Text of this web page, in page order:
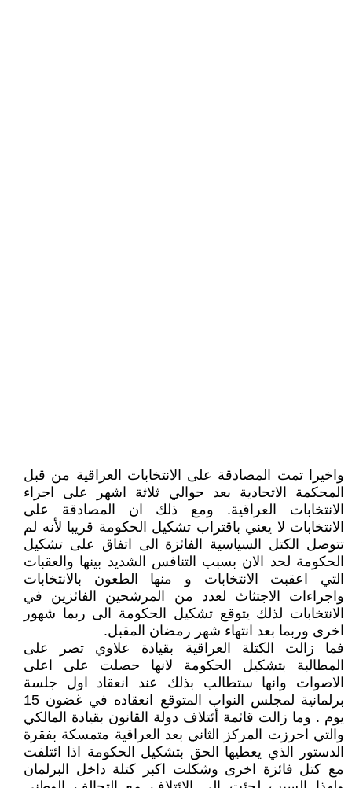
واخيرا تمت المصادقة على الانتخابات العراقية من قبل
المحكمة الاتحادية بعد حوالي ثلاثة اشهر على اجراء
الانتخابات العراقية. ومع ذلك ان المصادقة على
الانتخابات لا يعني باقتراب تشكيل الحكومة قريبا لأنه لم
تتوصل الكتل السياسية الفائزة الى اتفاق على تشكيل
الحكومة لحد الان بسبب التنافس الشديد بينها والعقبات
التي اعقبت الانتخابات و منها الطعون بالانتخابات
واجراءات الاجتثاث لعدد من المرشحين الفائزين في
الانتخابات لذلك يتوقع تشكيل الحكومة الى ربما شهور
اخرى وربما بعد انتهاء شهر رمضان المقبل.
فما زالت الكتلة العراقية بقيادة علاوي تصر على
المطالبة بتشكيل الحكومة لانها حصلت على اعلى
الاصوات وانها ستطالب بذلك عند انعقاد اول جلسة
برلمانية لمجلس النواب المتوقع انعقاده في غضون 15
يوم . وما زالت قائمة أئتلاف دولة القانون بقيادة المالكي
والتي احرزت المركز الثاني بعد العراقية متمسكة بفقرة
الدستور الذي يعطيها الحق بتشكيل الحكومة اذا ائتلفت
مع كتل فائزة اخرى وشكلت اكبر كتلة داخل البرلمان